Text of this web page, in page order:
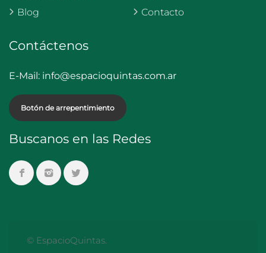
Blog
Contacto
Contáctenos
E-Mail: info@espacioquintas.com.ar
Botón de arrepentimiento
Buscanos en las Redes
© EspacioQuintas.